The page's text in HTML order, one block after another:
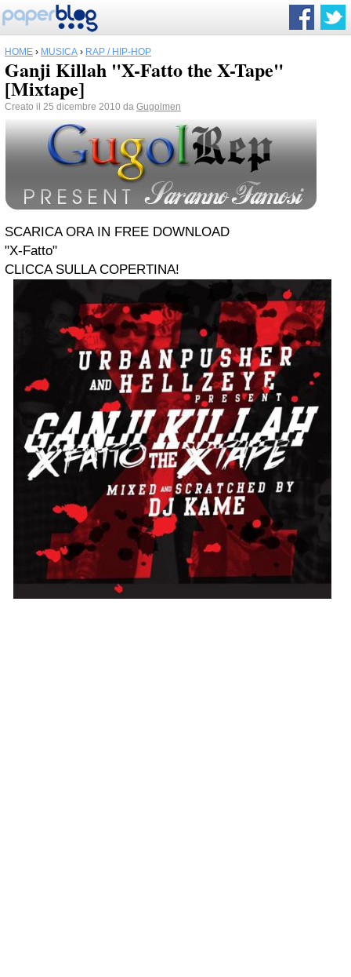
HOME › MUSICA › RAP / HIP-HOP
Ganji Killah "X-Fatto the X-Tape"
[Mixtape]
Creato il 25 dicembre 2010 da Gugolmen
SCARICA ORA IN FREE DOWNLOAD
"X-Fatto"
CLICCA SULLA COPERTINA!